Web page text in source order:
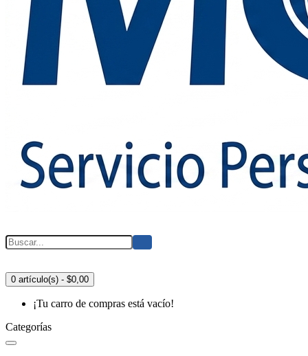
0 artículo(s) - $0,00
¡Tu carro de compras está vacío!
Categorías